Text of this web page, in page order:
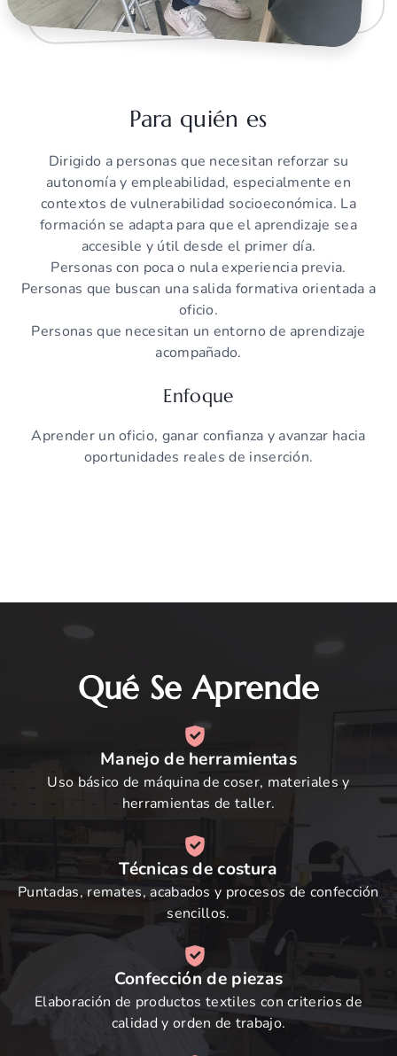
Para quién es
Dirigido a personas que necesitan reforzar su
autonomía y empleabilidad, especialmente en
contextos de vulnerabilidad socioeconómica. La
formación se adapta para que el aprendizaje sea
accesible y útil desde el primer día.
Personas con poca o nula experiencia previa.
Personas que buscan una salida formativa orientada a
oficio.
Personas que necesitan un entorno de aprendizaje
acompañado.
Enfoque
Aprender un oficio, ganar confianza y avanzar hacia
oportunidades reales de inserción.
Qué Se Aprende
Manejo de herramientas
Uso básico de máquina de coser, materiales y
herramientas de taller.
Técnicas de costura
Puntadas, remates, acabados y procesos de confección
sencillos.
Confección de piezas
Elaboración de productos textiles con criterios de
calidad y orden de trabajo.